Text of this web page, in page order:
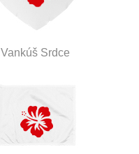
Vankúš Srdce